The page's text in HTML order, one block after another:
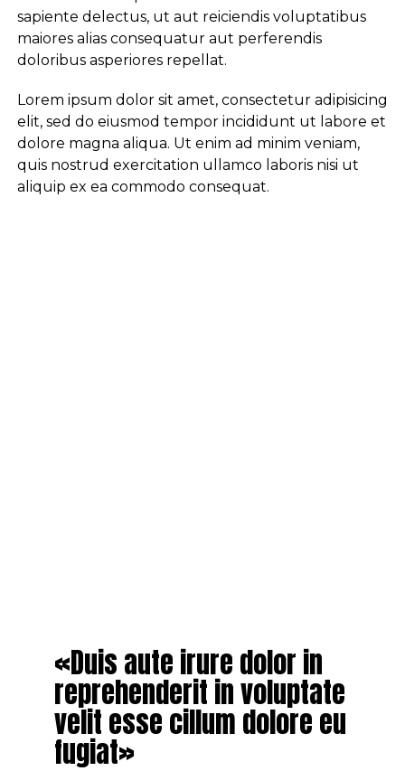
sapiente delectus, ut aut reiciendis voluptatibus
maiores alias consequatur aut perferendis
doloribus asperiores repellat.
Lorem ipsum dolor sit amet, consectetur adipisicing
elit, sed do eiusmod tempor incididunt ut labore et
dolore magna aliqua. Ut enim ad minim veniam,
quis nostrud exercitation ullamco laboris nisi ut
aliquip ex ea commodo consequat.
«Duis aute irure dolor in
reprehenderit in voluptate
velit esse cillum dolore eu
fugiat»